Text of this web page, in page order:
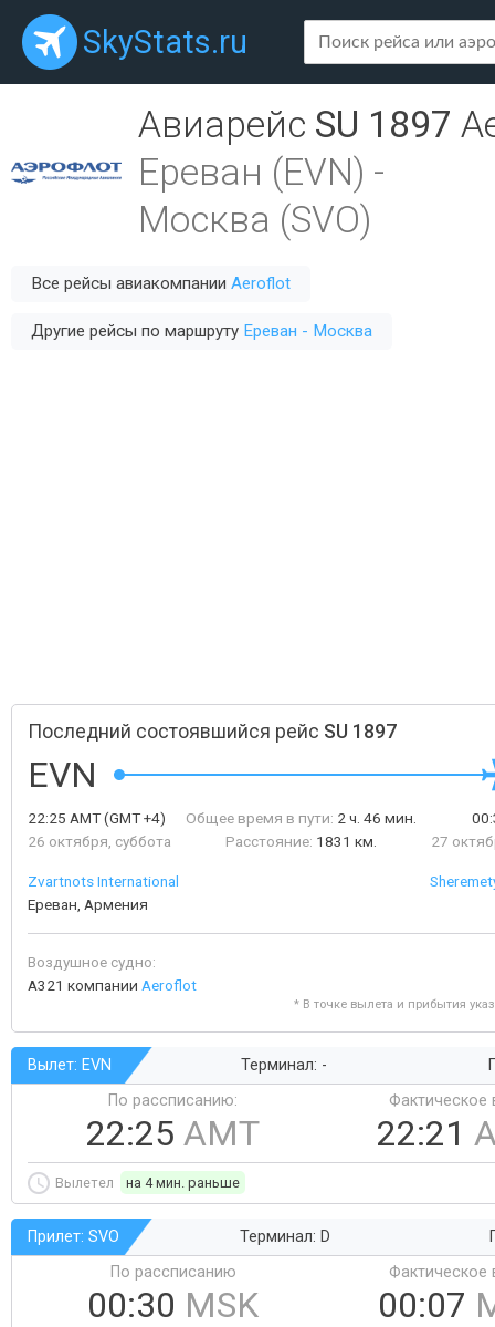
SkyStats.ru
Авиарейс SU 1897
Ереван (EVN) -
Москва (SVO)
Все рейсы авиакомпании Aeroflot
Другие рейсы по маршруту Ереван - Москва
Последний состоявшийся рейс SU 1897
EVN
22:25 AMT(GMT +4)
26 октября, суббота
Общее время в пути: 2 ч. 46 мин.
Расстояние: 1831 км.
27
Zvartnots International
Ереван, Армения
Воздушное судно:
A321 компании Aeroflot
* В точке вылета и прибытия
Вылет: EVN Терминал: -
По рассписанию:
22:25 AMT
Фактическое
22:21
Вылетел на 4 мин. раньше
Прилет: SVO Терминал: D
По рассписанию
00:30 MSK
Фактическое
00:07